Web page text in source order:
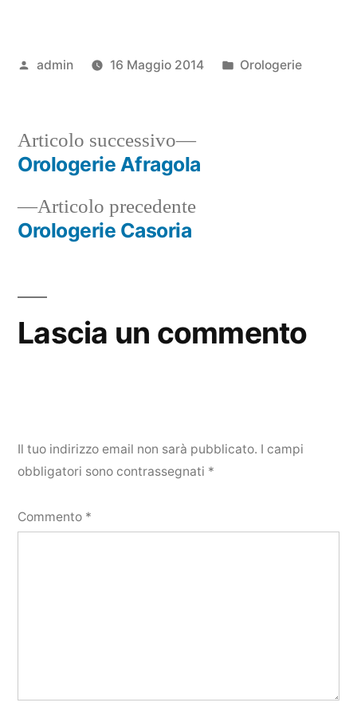
Pubblicato
admin 16 Maggio 2014
Pubblicato
Orologerie
Navigazione
articoli
Articolo precedenteArticolo
Orologerie Casoria
Articolo successivo
Articolo
successivo:
Orologerie Afragola
Lascia un commento
Il tuo indirizzo email non sarà pubblicato. I campi
obbligatori sono contrassegnati *
Commento *